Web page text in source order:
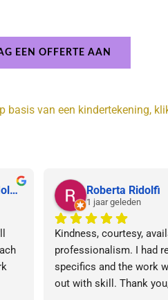
EEN OFFERTE AAN
basis van een kindertekening,
Vanesa Domínguez Moledo Roberta Ridolfi
1 jaar geleden
Kindness, courtesy,
professionalism. I had
specifics and the work
out with skill. Thank